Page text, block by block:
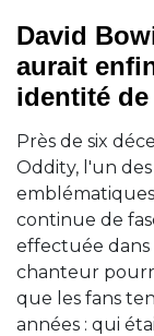
David
aurait
identité de
Près de six
Oddity, l'un
continue de
effectuée dans
chanteur
que les fans
années : qui